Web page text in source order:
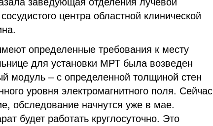
центра областной клинической
определенные требования к месту
для установки МРТ была возведен
модуль – с определенной толщиной стен
уровня электромагнитного поля. Сейчас
обследование начнутся уже в мае.
будет работать круглосуточно. Это